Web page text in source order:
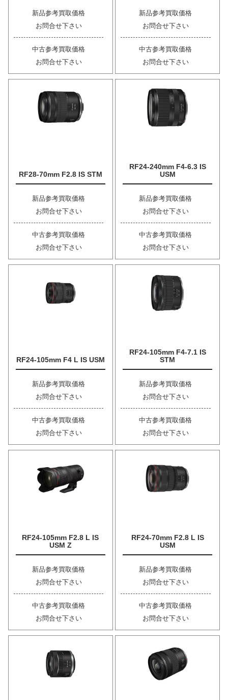
新品参考買取価格
お問合せ下さい
中古参考買取価格
お問合せ下さい
新品参考買取価格
お問合せ下さい
中古参考買取価格
お問合せ下さい
RF28-70mm F2.8 IS STM
新品参考買取価格
お問合せ下さい
中古参考買取価格
お問合せ下さい
RF24-240mm F4-6.3 IS
USM
新品参考買取価格
お問合せ下さい
中古参考買取価格
お問合せ下さい
RF24-105mm F4 L IS USM
新品参考買取価格
お問合せ下さい
中古参考買取価格
お問合せ下さい
RF24-105mm F4-7.1 IS
STM
新品参考買取価格
お問合せ下さい
中古参考買取価格
お問合せ下さい
RF24-105mm F2.8 L IS
USM Z
新品参考買取価格
お問合せ下さい
中古参考買取価格
お問合せ下さい
RF24-70mm F2.8 L IS
USM
新品参考買取価格
お問合せ下さい
中古参考買取価格
お問合せ下さい